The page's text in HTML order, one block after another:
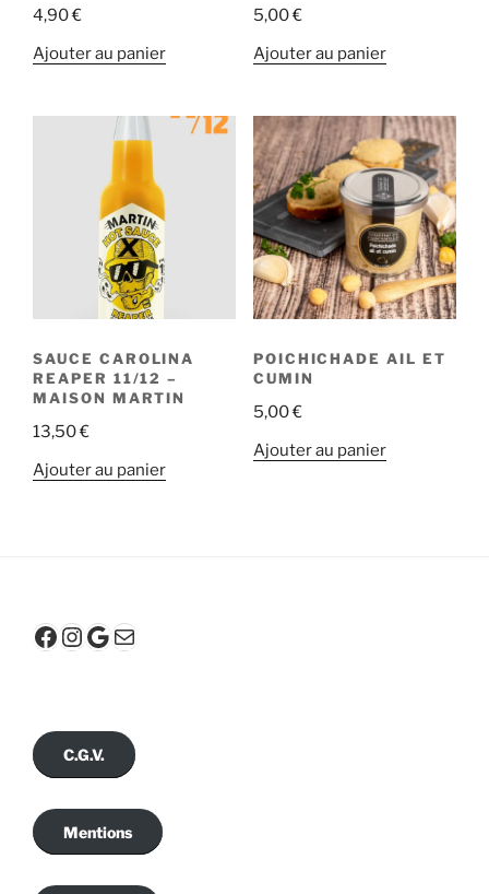
4,90€
Ajouter au panier
5,00€
Ajouter au panier
SAUCE CAROLINA
REAPER 11/12 –
MAISON MARTIN
13,50€
Ajouter au panier
POICHICHADE AIL ET
CUMIN
5,00€
Ajouter au panier
Facebook
Instagram
Google
E-mail
C.G.V.
Mentions